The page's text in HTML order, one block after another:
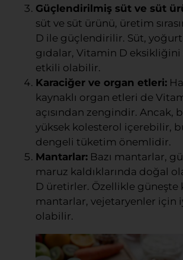
Güçlendirilmiş süt ve süt
süt ve süt ürünü, üretim
D ile güçlendirilir. Süt,
gıdalar, Vitamin D
etkili olabilir.
Karaciğer ve organ etleri:
kaynaklı organ etleri de
açısından zengindir. Ancak,
yüksek kolesterol içerebilir,
dengeli tüketim önemlidir.
Mantarlar: Bazı mantarlar,
maruz kaldıklarında doğal
D üretirler. Özellikle
mantarlar, vejetaryenler için
olabilir.